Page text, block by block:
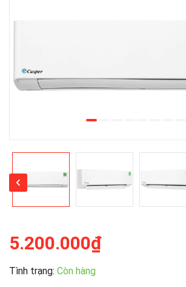
5.200.000₫
Tình trạng: Còn hàng